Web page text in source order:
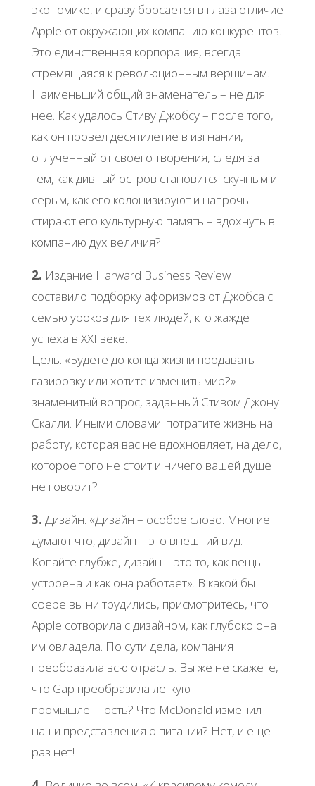
экономике, и сразу бросается в глаза отличие
Apple от окружающих компанию конкурентов.
Это единственная корпорация, всегда
стремящаяся к революционным вершинам.
Наименьший общий знаменатель – не для
нее. Как удалось Стиву Джобсу – после того,
как он провел десятилетие в изгнании,
отлученный от своего творения, следя за
тем, как дивный остров становится скучным и
серым, как его колонизируют и напрочь
стирают его культурную память – вдохнуть в
компанию дух величия?
2. Издание Harward Business Review
составило подборку афоризмов от Джобса с
семью уроков для тех людей, кто жаждет
успеха в ХХI веке.
Цель. «Будете до конца жизни продавать
газировку или хотите изменить мир?» –
знаменитый вопрос, заданный Стивом Джону
Скалли. Иными словами: потратите жизнь на
работу, которая вас не вдохновляет, на дело,
которое того не стоит и ничего вашей душе
не говорит?
3. Дизайн. «Дизайн – особое слово. Многие
думают что, дизайн – это внешний вид.
Копайте глубже, дизайн – это то, как вещь
устроена и как она работает». В какой бы
сфере вы ни трудились, присмотритесь, что
Apple сотворила с дизайном, как глубоко она
им овладела. По сути дела, компания
преобразила всю отрасль. Вы же не скажете,
что Gap преобразила легкую
промышленность? Что McDonald изменил
наши представления о питании? Нет, и еще
раз нет!